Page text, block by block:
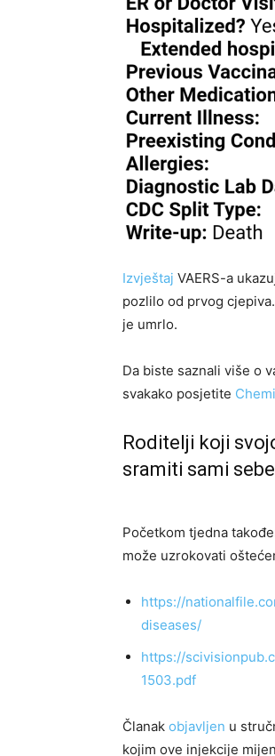
Izvještaj VAERS-a
pozlilo od prvog
je umrlo.
Da biste saznali više o
svakako posjetite
Roditelji koji
sramiti sami
Početkom tjedna
može uzrokovati
https://
diseases/
https://
1503.pdf
Članak objavljen u
kojim ove injekcije